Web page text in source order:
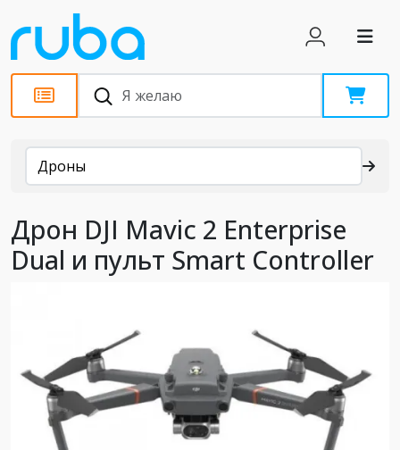
Каталог
Дроны
Дрон DJI Mavic 2 Enterprise
Dual и пульт Smart Controller